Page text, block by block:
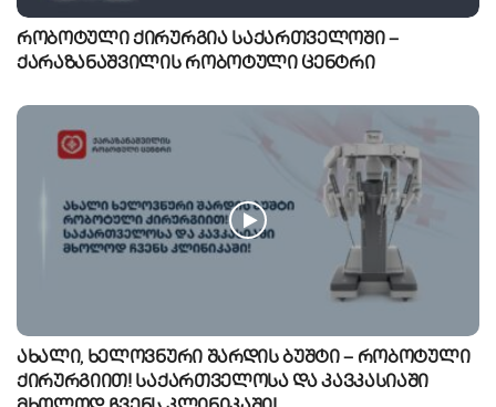
რობოტული ქირურგია საქართველოში –
ქარაზანაშვილის რობოტული ცენტრი
ახალი, ხელოვნური შარდის ბუშტი – რობოტული
ქირურგიით! საქართველოსა და კავკასიაში